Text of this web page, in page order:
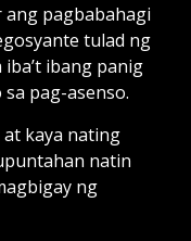
pagbabahagi
tulad ng
ibang panig
pag-asenso.
at kaya nating
natin
ng